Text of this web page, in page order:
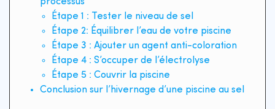
Étape 1 : Tester le niveau de sel
Étape 2: Équilibrer l’eau de votre piscine
Étape 3 : Ajouter un agent anti-coloration
Étape 4 : S’occuper de l’électrolyse
Étape 5 : Couvrir la piscine
Conclusion sur l’hivernage d’une piscine au sel